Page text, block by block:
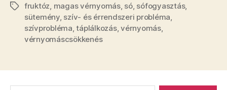
Címkékfruktóz magas vérnyomás, só, sófogyasztás,
sütemény, szív- és érrendszeri probléma
szívprobléma ,táplálkozás,vérnyomás,
vérnyomáscsökkenés